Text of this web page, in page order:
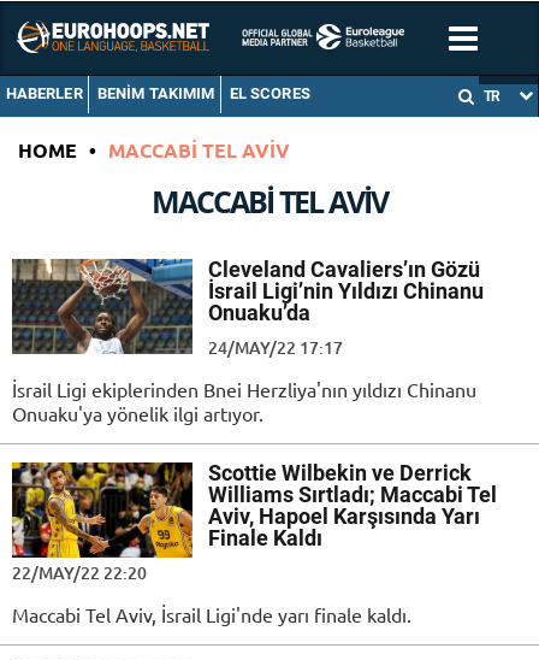
HABERLER BENIM TAKIMIM EL SCORES TR
HOME • MACCABI TEL AVIV
MACCABI TEL AVIV
Cleveland Cavaliers’ın Gözü
İsrail Ligi’nin Yıldızı Chinanu
Onuaku’da
24/MAY/22 17:17
İsrail Ligi ekiplerinden Bnei Herzliya'nın yıldızı Chinanu
Onuaku'ya yönelik ilgi artıyor.
Scottie Wilbekin ve Derrick
Williams Sırtladı; Maccabi Tel
Aviv, Hapoel Karşısında Yarı
Finale Kaldı
22/MAY/22 22:20
Maccabi Tel Aviv, İsrail Ligi'nde yarı finale kaldı.